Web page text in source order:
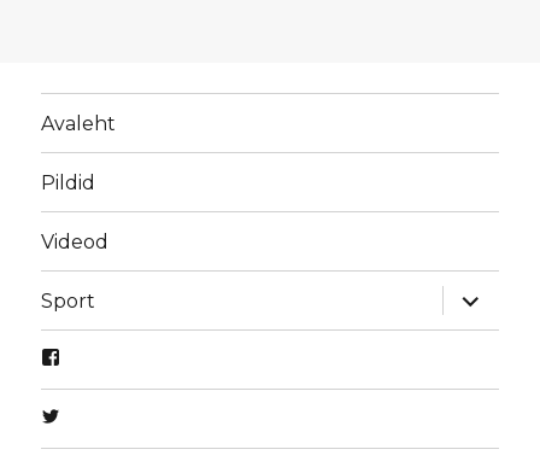
Avaleht
Pildid
Videod
Sport
laienda